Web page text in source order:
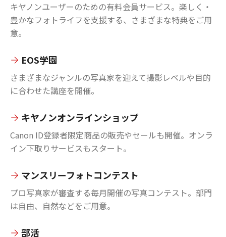
キヤノンユーザーのための有料会員サービス。楽しく・
豊かなフォトライフを支援する、さまざまな特典をご用
意。
EOS学園
さまざまなジャンルの写真家を迎えて撮影レベルや目的
に合わせた講座を開催。
キヤノンオンラインショップ
Canon ID登録者限定商品の販売やセールも開催。オンラ
イン下取りサービスもスタート。
マンスリーフォトコンテスト
プロ写真家が審査する毎月開催の写真コンテスト。部門
は自由、自然などをご用意。
部活